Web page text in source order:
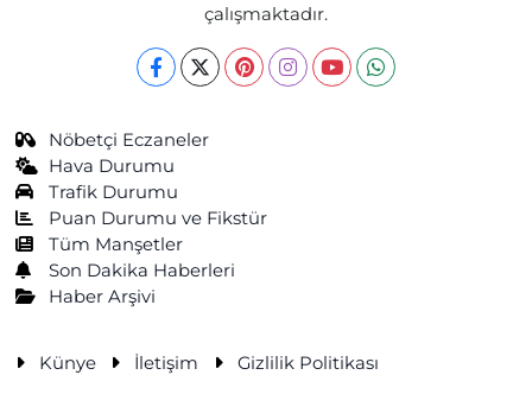
çalışmaktadır.
Nöbetçi Eczaneler
Hava Durumu
Trafik Durumu
Puan Durumu ve Fikstür
Tüm Manşetler
Son Dakika Haberleri
Haber Arşivi
Künye İletişim Gizlilik Politikası